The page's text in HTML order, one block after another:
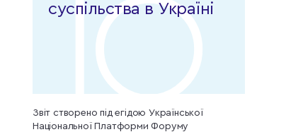
суспільства в Україні
Звіт створено під егідою Української
Національної Платформи Форуму